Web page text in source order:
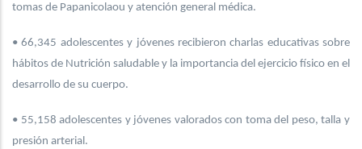
tomas de Papanicolaou y atención general médica.
• 66,345 adolescentes y jóvenes recibieron charlas educativas sobre
hábitos de Nutrición saludable y la importancia del ejercicio físico en el
desarrollo de su cuerpo.
• 55,158 adolescentes y jóvenes valorados con toma del peso, talla y
presión arterial.